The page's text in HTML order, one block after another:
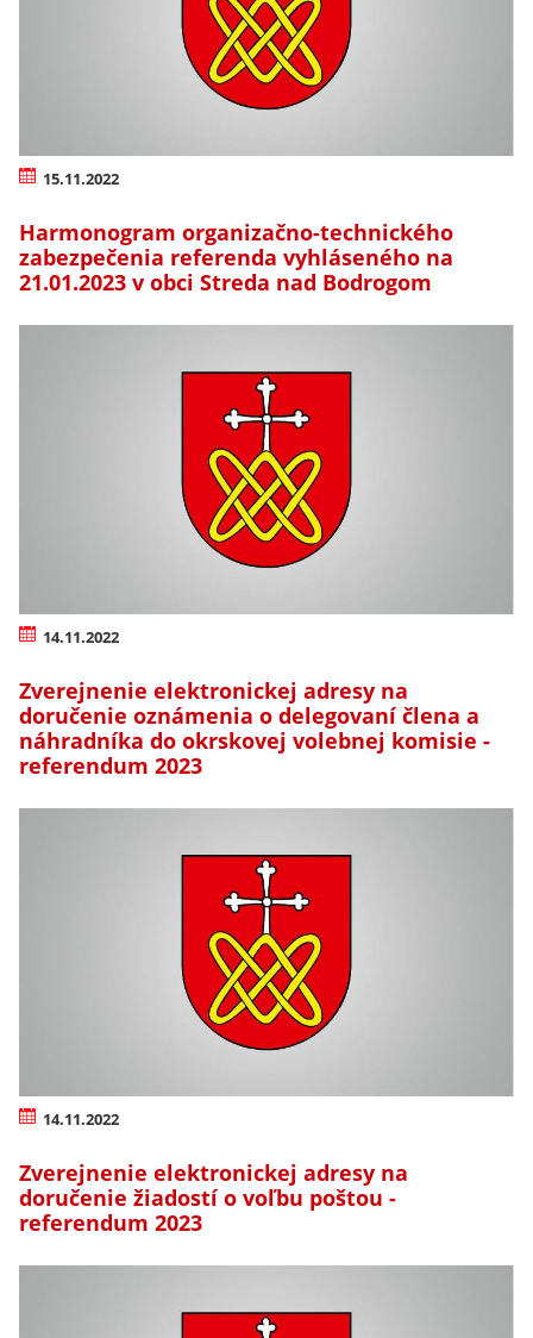
15.11.2022
Harmonogram organizačno-technického
zabezpečenia referenda vyhláseného na
21.01.2023 v obci Streda nad Bodrogom
14.11.2022
Zverejnenie elektronickej adresy na
doručenie oznámenia o delegovaní člena a
náhradníka do okrskovej volebnej komisie -
referendum 2023
14.11.2022
Zverejnenie elektronickej adresy na
doručenie žiadostí o voľbu poštou -
referendum 2023